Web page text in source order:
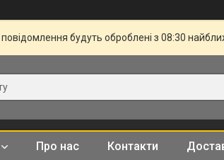
будуть оброблені з 08:30
Про нас Контакти